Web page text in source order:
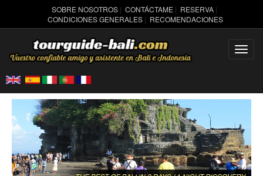
SOBRE NOSOTROS| CONTÁCTAME| RESERVA|
CONDICIONES GENERALES| RECOMENDACIONES